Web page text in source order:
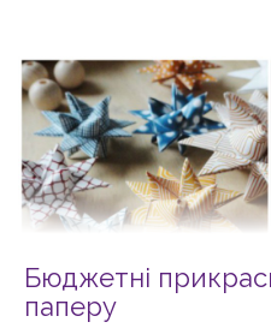
Бюджетні
паперу